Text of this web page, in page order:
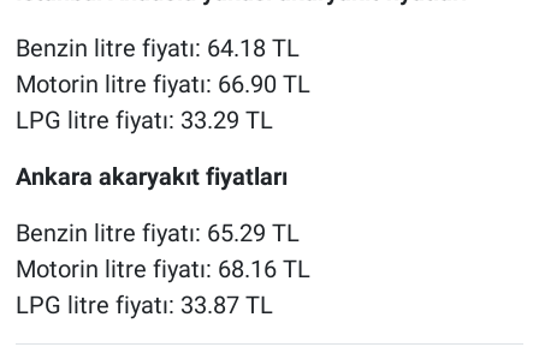
Benzin litre fiyatı: 64.18 TL
Motorin litre fiyatı: 66.90 TL
LPG litre fiyatı: 33.29 TL
Ankara akaryakıt fiyatları
Benzin litre fiyatı: 65.29 TL
Motorin litre fiyatı: 68.16 TL
LPG litre fiyatı: 33.87 TL